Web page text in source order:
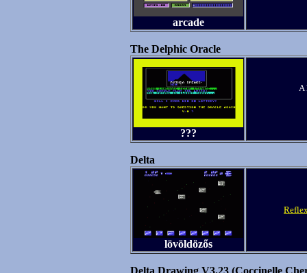
arcade
The Delphic Oracle
???
A
Delta
lövöldözős
Delta Drawing V3.23 (Coccinelle